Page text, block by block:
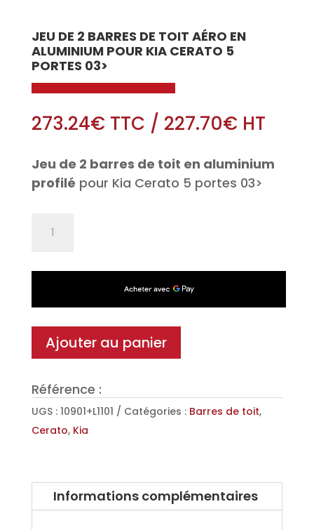
JEU DE 2 BARRES DE TOIT AÉRO EN
ALUMINIUM POUR KIA CERATO 5
PORTES 03>
273.24€TTC / 227.70€HT
Jeu de 2 barres de toit en aluminium
profilé pour Kia Cerato 5 portes 03>
toit
en
Aluminium
pour
5
portes
Ajouter au panier
Référence :
UGS : 10901+L1101 Catégories : Barres de toit,
Cerato, Kia
Informations complémentaires